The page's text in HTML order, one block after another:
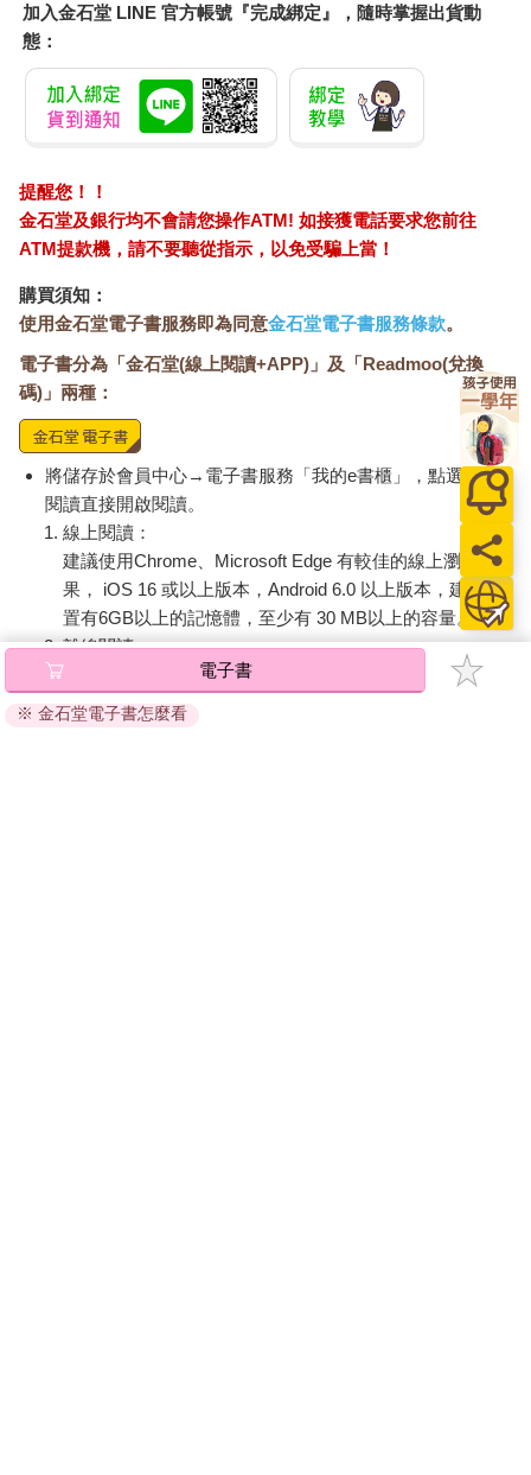
加入金石堂 LINE 官方帳號『完成綁定』，隨時掌握出貨動
態：
提醒您！！
金石堂及銀行均不會請您操作ATM! 如接獲電話要求您前往
ATM提款機，請不要聽從指示，以免受騙上當！
購買須知：
使用金石堂電子書服務即為同意金石堂電子書服務條款。
電子書分為「金石堂(線上閱讀+APP)」及「Readmoo(兌換
碼)」兩種：
將儲存於會員中心→電子書服務「我的e書櫃」，點選線上
閱讀直接開啟閱讀。
線上閱讀：
建議使用Chrome、Microsoft Edge 有較佳的線上瀏覽效
果， iOS 16 或以上版本，Android 6.0 以上版本，建議裝
置有6GB以上的記憶體，至少有 30 MB以上的容量。
離線閱讀：
Android
安裝電子書APP後，請依照提示登入「會員中心」→「我
電子書
※ 金石堂電子書怎麼看